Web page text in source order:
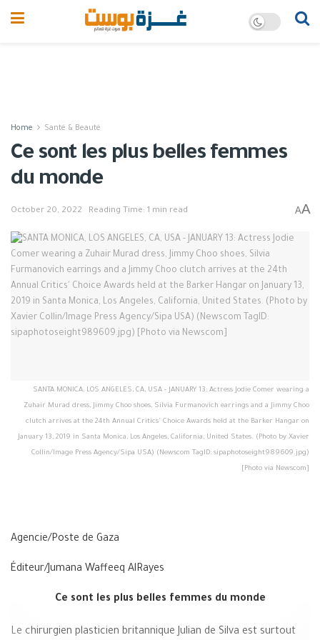
Home Santé & Beauté
Ce sont les plus belles femmes
du monde
October 20, 2022 Reading Time: 1 min read AA
SANTA MONICA, LOS ANGELES, CA, USA - JANUARY 13: Actress Jodie Comer wearing a
Zuhair Murad dress, Jimmy Choo shoes, Silvia Furmanovich earrings and a Jimmy Choo
clutch arrives at the 24th Annual Critics' Choice Awards held at the Barker Hangar on
January 13, 2019 in Santa Monica, Los Angeles, California, United States. (Photo by Xavier
Collin/Image Press Agency/Sipa USA) (Newscom TagID: sipaphotoseight989609.jpg)
[Photo via Newscom]
Agencie/Poste de Gaza
Éditeur/Jumana Waffeeq AlRayes
Ce sont les plus belles femmes du monde
Le chirurgien plasticien britannique Julian de Silva est surtout